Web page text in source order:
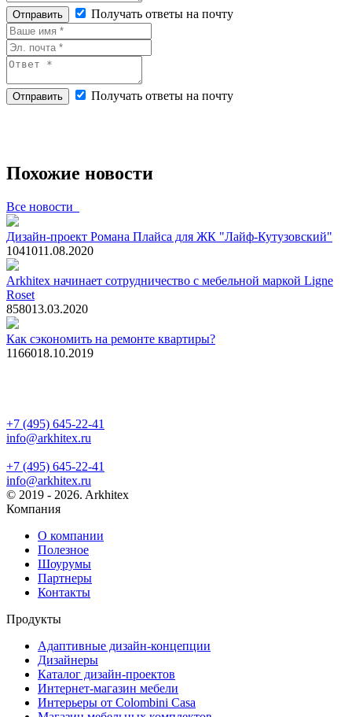
Отправить Получать ответы на почту
Отправить Получать ответы на почту
Похожие новости
Все новости
Дизайн-проект Романа Плайса для ЖК "Лайф-Кутузовский"
1041011.08.2020
Arkhitex начинает сотрудничество с мебельной маркой Ligne
Roset
858013.03.2020
Как сэкономить на ремонте квартиры?
1166018.10.2019
+7 (495) 645-22-41
info@arkhitex.ru
+7 (495) 645-22-41
info@arkhitex.ru
© 2019 - 2026. Arkhitex
Компания
О компании
Полезное
Шоурумы
Партнеры
Контакты
Продукты
Адаптивные дизайн-концепции
Дизайнеры
Каталог дизайн-проектов
Интернет-магазин мебели
Интерьеры от Colombini Casa